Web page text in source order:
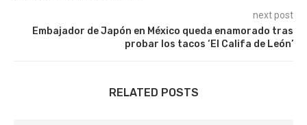
next post
Embajador de Japón en México queda enamorado tras
probar los tacos ‘El Califa de León’
RELATED POSTS